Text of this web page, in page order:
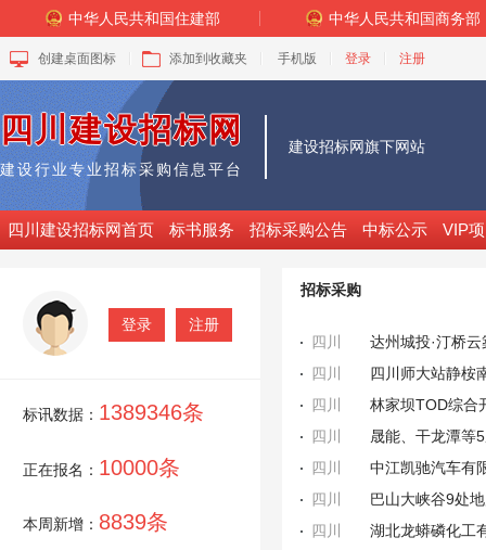
中华人民共和国住建部 中华人民共和国商务部
创建桌面图标 添加到收藏夹 手机版 登录 注册
四川建设招标网
建设行业专业招标采购信息平台
建设招标网旗下网站
四川建设招标网首页 标书服务 招标采购公告 中标公示 VIP
登录 注册
标讯数据： 1389346条
正在报名： 10000条
本周新增： 8839条
招标采购
四川
达州城投·汀桥
四川
四川师大站静桉
四川
四川
晟能、干龙潭等
四川
中江凯驰汽车有
四川
巴山大峡谷9处
四川
湖北龙蟒磷化工